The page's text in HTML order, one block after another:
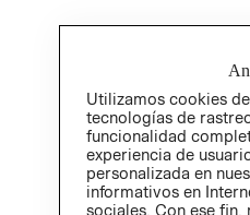
Utilizamos cookies
tecnologías de
funcionalidad
experiencia de
personalizada en
informativos en
sociales. Con ese